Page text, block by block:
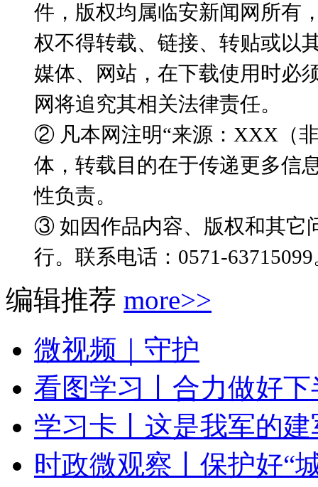
件，版权均属临安新闻网所有
权不得转载、链接、转贴或以
媒体、网站，在下载使用时必
网将追究其相关法律责任。
② 凡本网注明“来源：XXX（
体，转载目的在于传递更多信
性负责。
③ 如因作品内容、版权和其它
行。联系电话：0571-63715099
编辑推荐 more>>
微视频｜守护
看图学习丨合力做好
学习卡丨这是我军的
时政微观察丨保护好“